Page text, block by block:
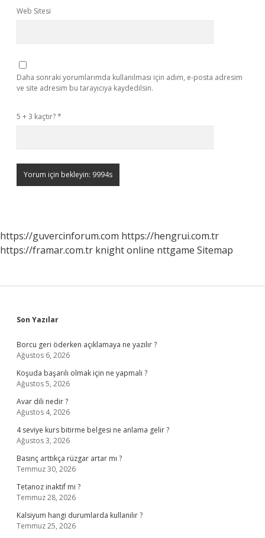
Web Sitesi
Daha sonraki yorumlarımda kullanılması için adım, e-posta adresim
ve site adresim bu tarayıcıya kaydedilsin.
5 + 3 kaçtır?*
https://guvercinforum.com https://hengrui.com.tr
https://framar.com.tr knight online nttgame Sitemap
Sidebar
Son Yazılar
Borcu geri öderken açıklamaya ne yazılır ?
Ağustos 6, 2026
Koşuda başarılı olmak için ne yapmalı ?
Ağustos 5, 2026
Avar dili nedir ?
Ağustos 4, 2026
4 seviye kurs bitirme belgesi ne anlama gelir ?
Ağustos 3, 2026
Basınç arttıkça rüzgar artar mı ?
Temmuz 30, 2026
Tetanoz inaktif mi ?
Temmuz 28, 2026
Kalsiyum hangi durumlarda kullanılır ?
Temmuz 25, 2026